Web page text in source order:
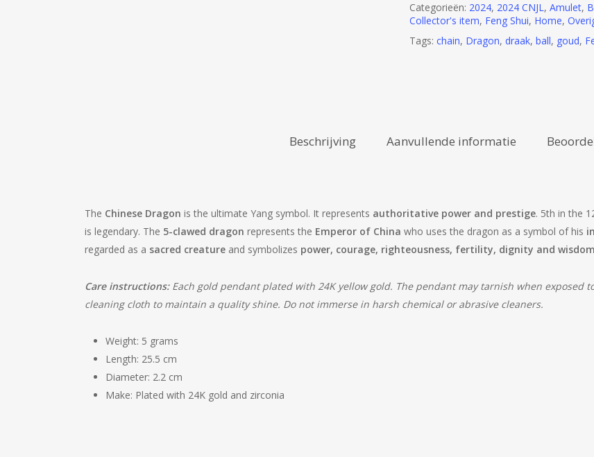
Categorieën: 2024, 2024 CNJL, Amulet,
Collector's item, Feng Shui, Home,
Tags: chain, Dragon, draak, ball, goud,
Beschrijving Aanvullende informatie
The Chinese Dragon is the ultimate Yang symbol. It represents authoritative power and prestige. 5th in the
is legendary. The 5-clawed dragon represents the Emperor of China who uses the dragon as a symbol of his
regarded as a sacred creature and symbolizes power, courage, righteousness, fertility, dignity and
Care instructions:Each gold pendant plated with 24K yellow gold. The pendant may tarnish when exposed
cleaning cloth to maintain a quality shine. Do not immerse in harsh chemical or abrasive cleaners.
Weight: 5 grams
Length: 25.5 cm
Diameter: 2.2 cm
Make: Plated with 24K gold and zirconia